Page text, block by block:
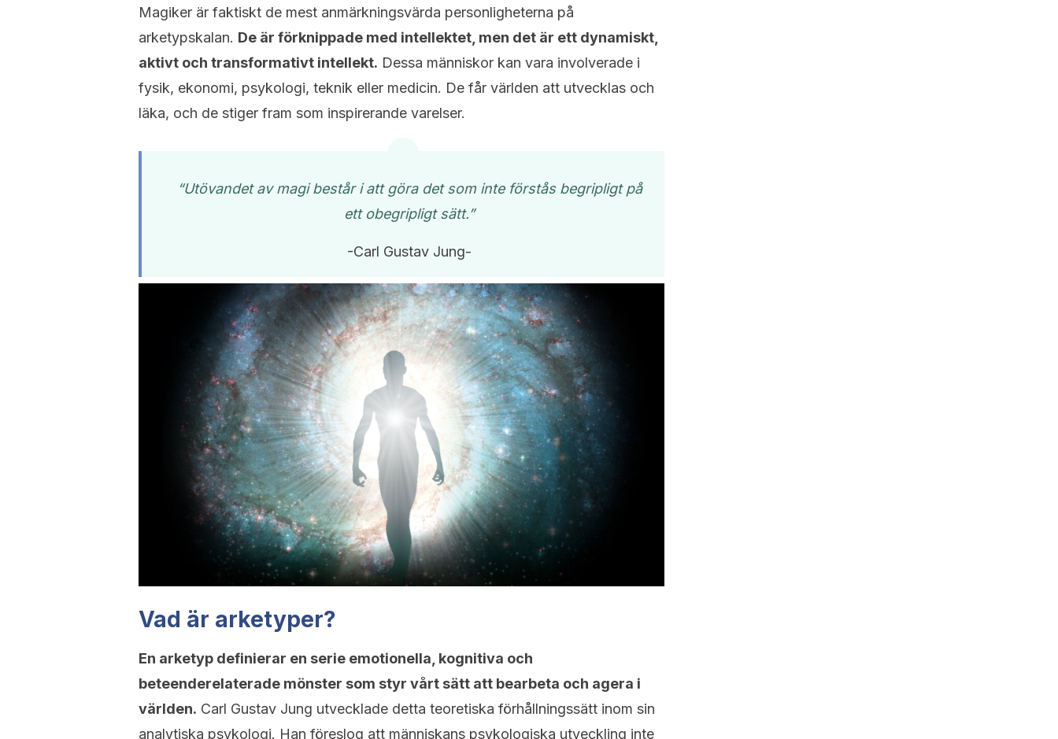
Magiker är faktiskt de mest anmärkningsvärda personligheterna på
arketypskalan. De är förknippade med intellektet, men det är ett dynamiskt,
aktivt och transformativt intellekt. Dessa människor kan vara involverade i
fysik, ekonomi, psykologi, teknik eller medicin. De får världen att utvecklas och
läka, och de stiger fram som inspirerande varelser.
“Utövandet av magi består i att göra det som inte förstås begripligt på
ett obegripligt sätt.”
-Carl Gustav Jung-
Vad är arketyper?
En arketyp definierar en serie emotionella, kognitiva och
beteenderelaterade mönster som styr vårt sätt att bearbeta och agera i
världen. Carl Gustav Jung utvecklade detta teoretiska förhållningssätt inom sin
analytiska psykologi. Han föreslog att människans psykologiska utveckling inte